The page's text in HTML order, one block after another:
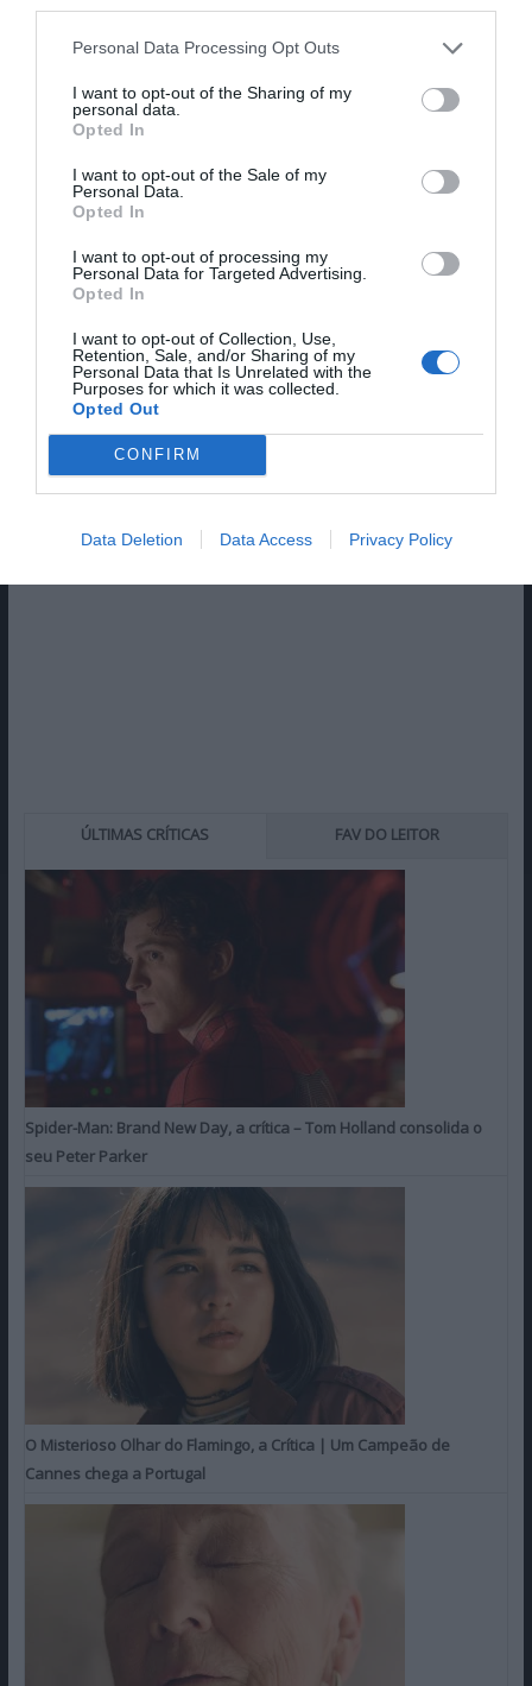
Personal Data Processing Opt Outs
I want to opt-out of the Sharing of my
personal data.
Opted In
I want to opt-out of the Sale of my
Personal Data.
Opted In
I want to opt-out of processing my
Personal Data for Targeted Advertising.
Opted In
I want to opt-out of Collection, Use,
Retention, Sale, and/or Sharing of my
Personal Data that Is Unrelated with the
Purposes for which it was collected.
Opted Out
CONFIRM
Data Deletion Data Access Privacy Policy
Pub
ÚLTIMAS CRÍTICAS FAV DO LEITOR
Spider-Man: Brand New Day, a crítica – Tom Holland consolida o
seu Peter Parker
O Misterioso Olhar do Flamingo, a Crítica | Um Campeão de
Cannes chega a Portugal